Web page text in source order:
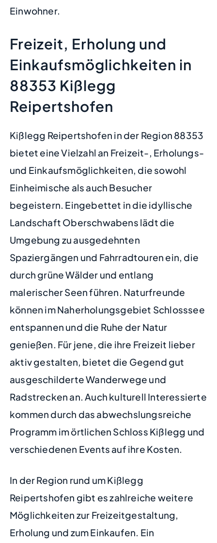
Einwohner.
Freizeit, Erholung und
Einkaufsmöglichkeiten in
88353 Kißlegg
Reipertshofen
Kißlegg Reipertshofen in der Region 88353
bietet eine Vielzahl an Freizeit-, Erholungs-
und Einkaufsmöglichkeiten, die sowohl
Einheimische als auch Besucher
begeistern. Eingebettet in die idyllische
Landschaft Oberschwabens lädt die
Umgebung zu ausgedehnten
Spaziergängen und Fahrradtouren ein, die
durch grüne Wälder und entlang
malerischer Seen führen. Naturfreunde
können im Naherholungsgebiet Schlosssee
entspannen und die Ruhe der Natur
genießen. Für jene, die ihre Freizeit lieber
aktiv gestalten, bietet die Gegend gut
ausgeschilderte Wanderwege und
Radstrecken an. Auch kulturell Interessierte
kommen durch das abwechslungsreiche
Programm im örtlichen Schloss Kißlegg und
verschiedenen Events auf ihre Kosten.
In der Region rund um Kißlegg
Reipertshofen gibt es zahlreiche weitere
Möglichkeiten zur Freizeitgestaltung,
Erholung und zum Einkaufen. Ein